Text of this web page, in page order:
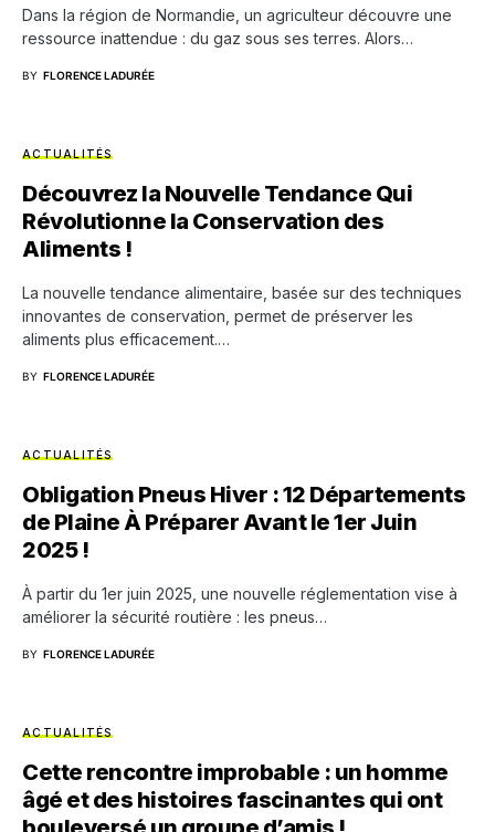
Dans la région de Normandie, un agriculteur découvre une
ressource inattendue : du gaz sous ses terres. Alors…
BY FLORENCE LADURÉE
ACTUALITÉS
Découvrez la Nouvelle Tendance Qui
Révolutionne la Conservation des
Aliments !
La nouvelle tendance alimentaire, basée sur des techniques
innovantes de conservation, permet de préserver les
aliments plus efficacement.…
BY FLORENCE LADURÉE
ACTUALITÉS
Obligation Pneus Hiver : 12 Départements
de Plaine À Préparer Avant le 1er Juin
2025 !
À partir du 1er juin 2025, une nouvelle réglementation vise à
améliorer la sécurité routière : les pneus…
BY FLORENCE LADURÉE
ACTUALITÉS
Cette rencontre improbable : un homme
âgé et des histoires fascinantes qui ont